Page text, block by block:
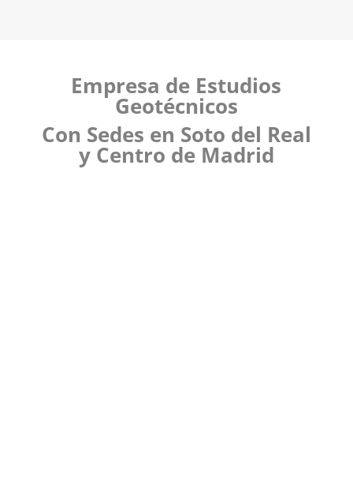
Empresa de Estudios
Geotécnicos
Con Sedes en Soto del Real
y Centro de Madrid